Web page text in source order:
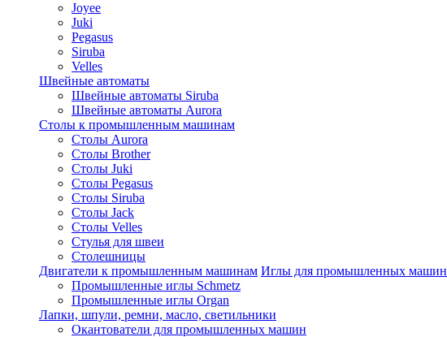
Joyee
Juki
Pegasus
Siruba
Velles
Швейные автоматы
Швейные автоматы Siruba
Швейные автоматы Aurora
Столы к промышленным машинам
Столы Aurora
Столы Brother
Столы Juki
Столы Pegasus
Столы Siruba
Столы Jack
Столы Velles
Стулья для швеи
Столешницы
Двигатели к промышленным машинам Иглы для промышленных машин
Промышленные иглы Schmetz
Промышленные иглы Organ
Лапки, шпули, ремни, масло, светильники
Окантователи для промышленных машин